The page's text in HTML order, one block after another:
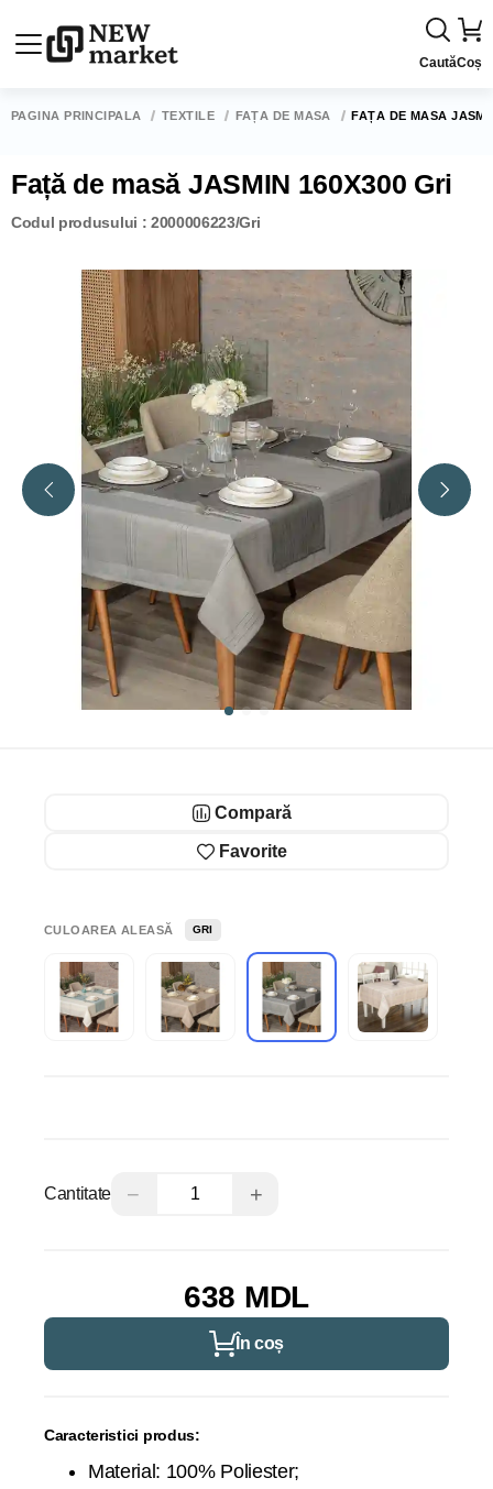
CautăCoș
PAGINA PRINCIPALĂ TEXTILE FAȚĂ DE MASĂ FAȚĂ DE MASĂ
Față de masă JASMIN 160X300 Gri
Codul produsului : 2000006223/Gri
Compară
Favorite
CULOAREA ALEASĂ GRI
Cantitate − +
638 MDL
În coș
Caracteristici produs:
Material: 100% Poliester;